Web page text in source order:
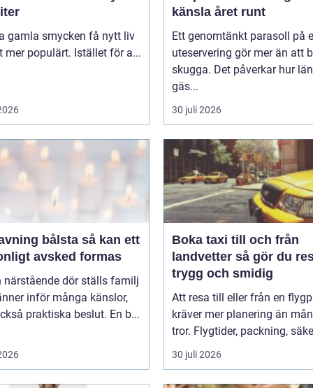
gamla smycken få nytt liv
mer populärt. Istället för a...
känsla året runt
Ett genomtänkt parasoll på
uteservering gör mer än att
skugga. Det påverkar hur
gäs...
30 juli 2026
bålsta så kan ett
avsked formas
närstående dör ställs familj
inför många känslor,
praktiska beslut. En b...
Boka taxi till och från
landvetter så gör du resan
trygg och smidig
Att resa till eller från en
kräver mer planering än
tror. Flygtider, packning,
30 juli 2026